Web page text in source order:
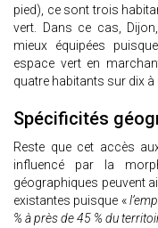
pied), ce sont trois
vert. Dans ce cas,
mieux équipées
espace vert en
quatre habitants sur dix
Spécificités
Reste que cet accès
influencé par la
géographiques peuvent
existantes puisque «
% à près de 45 % du